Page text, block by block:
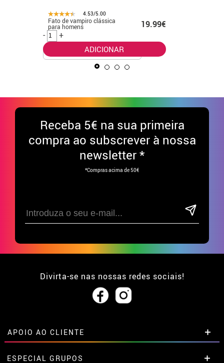
4.53/5.00
Fato de vampiro clássica
para homens
19.99€
-
+
ADICIONAR
Receba 5€ na sua primeira
compra ao subscrever à nossa
newsletter *
*Compras acima de 50€
Divirta-se nas nossas redes sociais!
APOIO AO CLIENTE
• Sobre nós
ESPECIAL GRUPOS